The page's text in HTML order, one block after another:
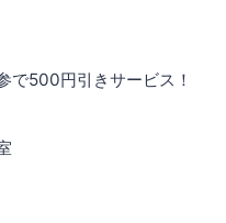
で500円引きサービス！